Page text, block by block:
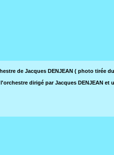
de Jacques DENJEAN ( photo tirée
dirigé par Jacques DENJEAN et